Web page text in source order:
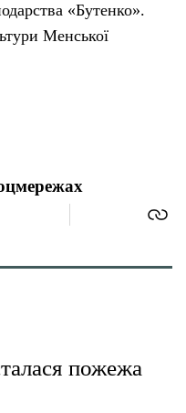
«Бутенко».
Менської
пожежа